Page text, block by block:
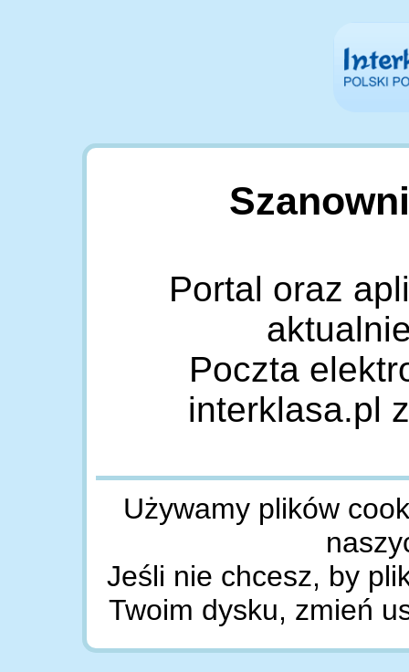
Portal oraz
Poczta
interklasa.pl
Używamy plików
Jeśli nie chcesz, by
Twoim dysku, zmień